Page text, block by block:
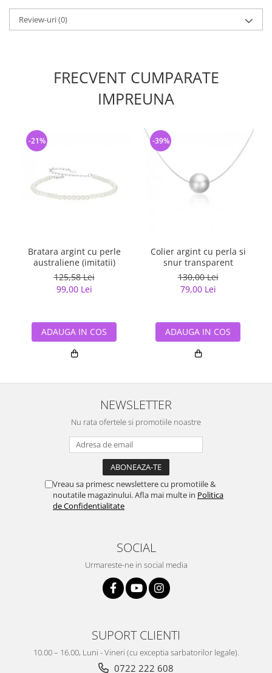
Review-uri(0)
FRECVENT CUMPARATE
IMPREUNA
Bratara argint cu perle
australiene (imitatii)
125,58 Lei
99,00 Lei
-21%
ADAUGA IN COS
Colier argint cu perla si
snur transparent
130,00 Lei
79,00 Lei
-39%
ADAUGA IN COS
NEWSLETTER
Nu rata ofertele si promotiile noastre
Vreau sa primesc newslettere cu promotiile &
noutatile magazinului. Afla mai multe in Politica
de Confidentialitate
SOCIAL
Urmareste-ne in social media
SUPORT CLIENTI
10.00 – 16.00, Luni - Vineri (cu exceptia sarbatorilor legale).
0722 222 608